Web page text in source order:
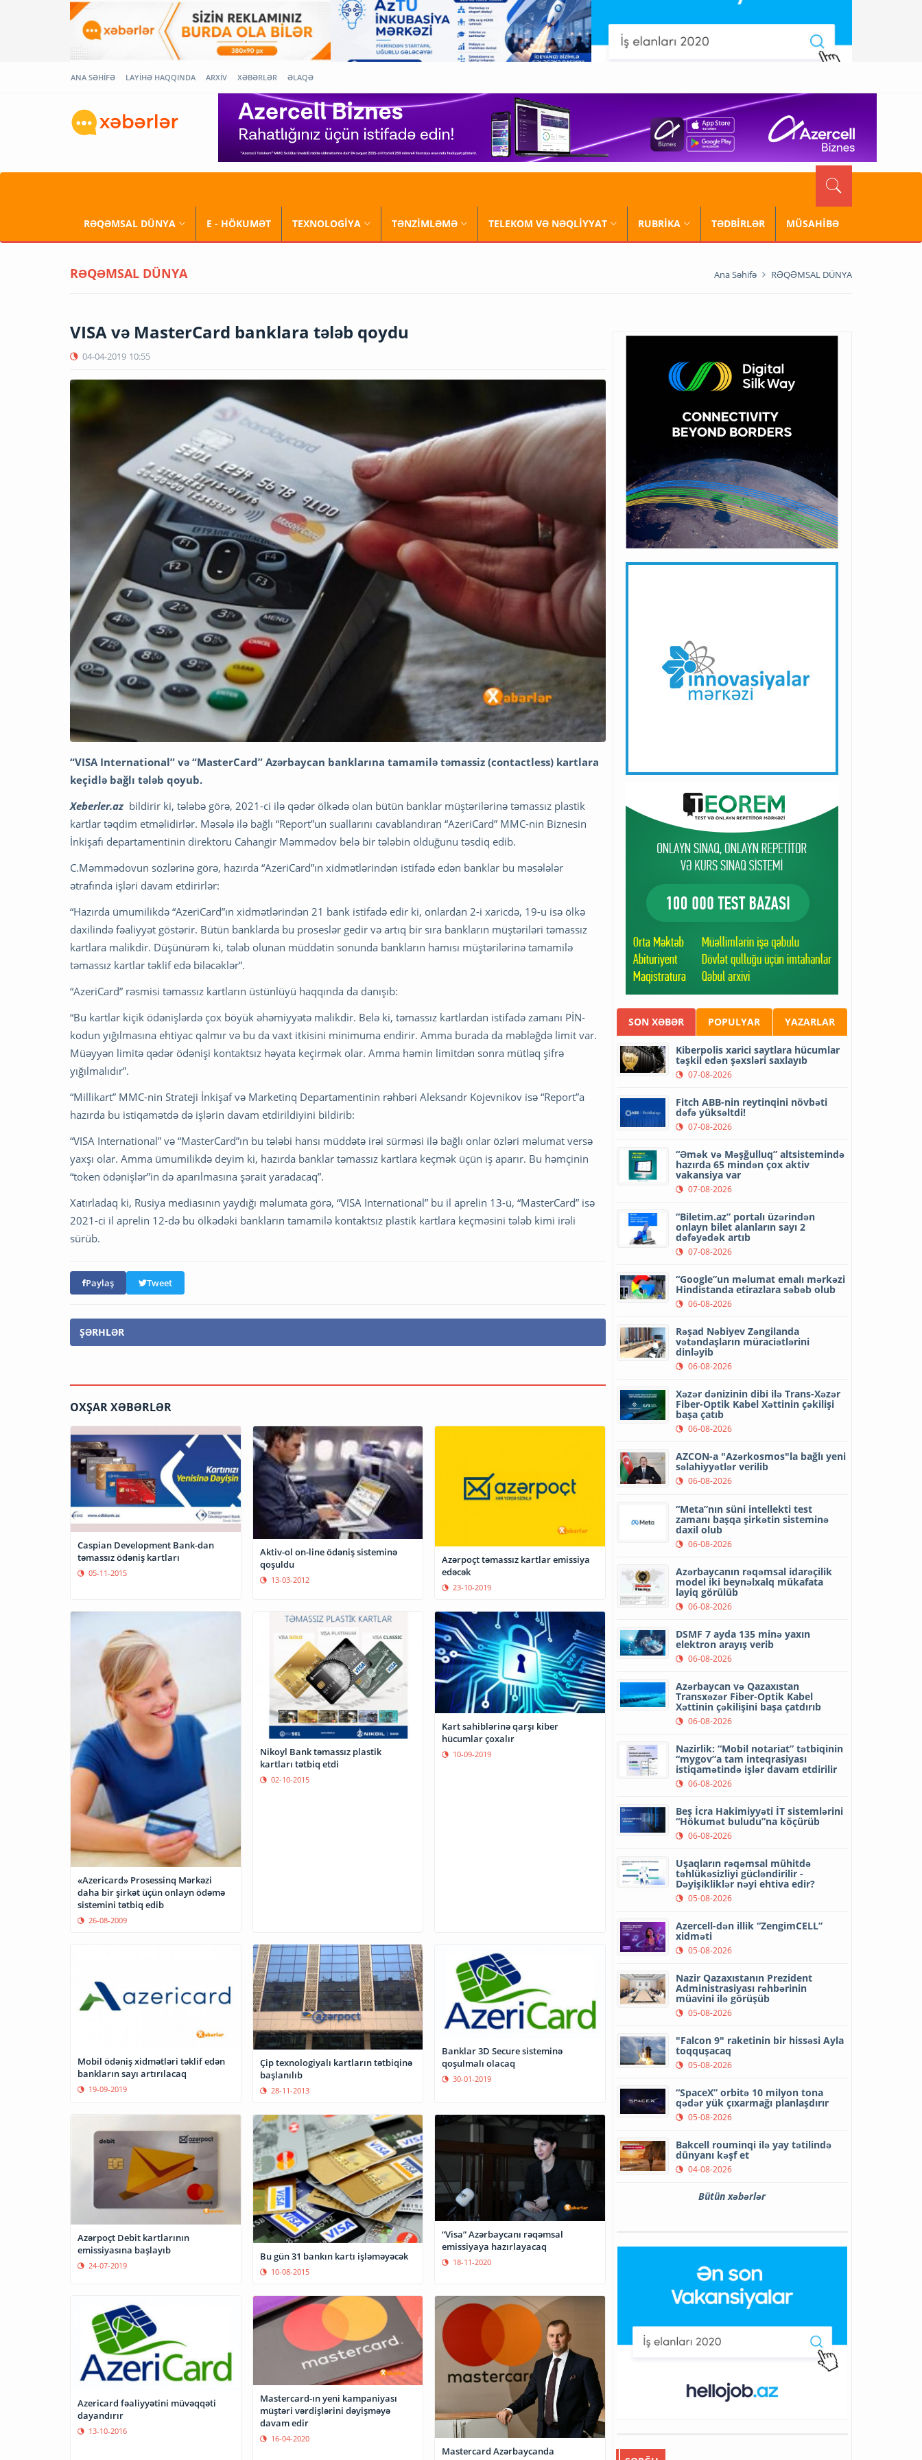
ANA SƏHİFƏ LAYİHƏ HAQQINDA ARXİV XƏBƏRLƏR ƏLAQƏ
RƏQƏMSAL DÜNYA E - HÖKUMƏT TEXNOLOGİYA TƏNZİMLƏMƏ TELEKOM VƏ NƏQLİYYAT RUBRİKA TƏDBİRLƏR MÜSAHİBƏ
RƏQƏMSAL DÜNYA Ana Səhifə RƏQƏMSAL DÜNYA
VISA və MasterCard banklara tələb qoydu
04-04-2019 10:55
“VISA International” və “MasterCard” Azərbaycan banklarına tamamilə təmassiz (contactless) kartlara
keçidlə bağlı tələb qoyub.
Xeberler.az bildirir ki, tələbə görə, 2021-ci ilə qədər ölkədə olan bütün banklar müştərilərinə təmassız plastik
kartlar təqdim etməlidirlər. Məsələ ilə bağlı “Report”un suallarını cavablandıran “AzeriCard” MMC-nin Biznesin
İnkişafı departamentinin direktoru Cahangir Məmmədov belə bir tələbin olduğunu təsdiq edib.
C.Məmmədovun sözlərinə görə, hazırda “AzeriCard”ın xidmətlərindən istifadə edən banklar bu məsələlər
ətrafında işləri davam etdirirlər:
“Hazırda ümumilikdə “AzeriCard”ın xidmətlərindən 21 bank istifadə edir ki, onlardan 2-i xaricdə, 19-u isə ölkə
daxilində fəaliyyət göstərir. Bütün banklarda bu proseslər gedir və artıq bir sıra bankların müştəriləri təmassız
kartlara malikdir. Düşünürəm ki, tələb olunan müddətin sonunda bankların hamısı müştərilərinə tamamilə
təmassız kartlar təklif edə biləcəklər”.
“AzeriCard” rəsmisi təmassız kartların üstünlüyü haqqında da danışıb:
“Bu kartlar kiçik ödənişlərdə çox böyük əhəmiyyətə malikdir. Belə ki, təmassız kartlardan istifadə zamanı PİN-
kodun yığılmasına ehtiyac qalmır və bu da vaxt itkisini minimuma endirir. Amma burada da məbləğdə limit var.
Müəyyən limitə qədər ödənişi kontaktsız həyata keçirmək olar. Amma həmin limitdən sonra mütləq şifrə
yığılmalıdır”.
“Millikart” MMC-nin Strateji İnkişaf və Marketinq Departamentinin rəhbəri Aleksandr Kojevnikov isə “Report”a
hazırda bu istiqamətdə də işlərin davam etdirildiyini bildirib:
“VISA International” və “MasterCard”ın bu tələbi hansı müddətə irəi sürməsi ilə bağlı onlar özləri məlumat versə
yaxşı olar. Amma ümumilikdə deyim ki, hazırda banklar təmassız kartlara keçmək üçün iş aparır. Bu həmçinin
“token ödənişlər”in də aparılmasına şərait yaradacaq”.
Xatırladaq ki, Rusiya mediasının yaydığı məlumata görə, “VISA International” bu il aprelin 13-ü, “MasterCard” isə
2021-ci il aprelin 12-də bu ölkədəki bankların tamamilə kontaktsız plastik kartlara keçməsini tələb kimi irəli
sürüb.
Paylaş Tweet
ŞƏRHLƏR
OXŞAR XƏBƏRLƏR
Caspian Development Bank-dan
təmassız ödəniş kartları
05-11-2015
Aktiv-ol on-line ödəniş sisteminə
qoşuldu
13-03-2012
Azərpoçt təmassız kartlar emissiya
edəcək
23-10-2019
«Azericard» Prosessinq Mərkəzi
daha bir şirkət üçün onlayn ödəmə
sistemini tətbiq edib
26-08-2009
Nikoyl Bank təmassız plastik
kartları tətbiq etdi
02-10-2015
Kart sahiblərinə qarşı kiber
hücumlar çoxalır
10-09-2019
Mobil ödəniş xidmətləri təklif edən
bankların sayı artırılacaq
19-09-2019
Çip texnologiyalı kartların tətbiqinə
başlanılıb
28-11-2013
Banklar 3D Secure sisteminə
qoşulmalı olacaq
30-01-2019
Azərpoçt Debit kartlarının
emissiyasına başlayıb
24-07-2019
Bu gün 31 bankın kartı işləməyəcək
10-08-2015
“Visa” Azərbaycanı rəqəmsal
emissiyaya hazırlayacaq
18-11-2020
Azericard fəaliyyətini müvəqqəti
dayandırır
13-10-2016
Mastercard-ın yeni kampaniyası
müştəri vərdişlərini dəyişməyə
davam edir
16-04-2020
Mastercard Azərbaycanda
SON XƏBƏR POPULYAR YAZARLAR
Kiberpolis xarici saytlara hücumlar
təşkil edən şəxsləri saxlayıb
07-08-2026
Fitch ABB-nin reytinqini növbəti
dəfə yüksəltdi!
07-08-2026
“Əmək və Məşğulluq” altsistemində
hazırda 65 mindən çox aktiv
vakansiya var
07-08-2026
“Biletim.az” portalı üzərindən
onlayn bilet alanların sayı 2
dəfəyədək artıb
07-08-2026
“Google”un məlumat emalı mərkəzi
Hindistanda etirazlara səbəb olub
06-08-2026
Rəşad Nəbiyev Zəngilanda
vətəndaşların müraciətlərini
dinləyib
06-08-2026
Xəzər dənizinin dibi ilə Trans-Xəzər
Fiber-Optik Kabel Xəttinin çəkilişi
başa çatıb
06-08-2026
AZCON-a "Azərkosmos"la bağlı yeni
səlahiyyətlər verilib
06-08-2026
“Meta”nın süni intellekti test
zamanı başqa şirkətin sisteminə
daxil olub
06-08-2026
Azərbaycanın rəqəmsal idarəçilik
model iki beynəlxalq mükafata
layiq görülüb
06-08-2026
DSMF 7 ayda 135 minə yaxın
elektron arayış verib
06-08-2026
Azərbaycan və Qazaxıstan
Transxəzər Fiber-Optik Kabel
Xəttinin çəkilişini başa çatdırıb
06-08-2026
Nazirlik: “Mobil notariat” tətbiqinin
“mygov”a tam inteqrasiyası
istiqamətində işlər davam etdirilir
06-08-2026
Beş İcra Hakimiyyəti İT sistemlərini
“Hökumət buludu”na köçürüb
06-08-2026
Uşaqların rəqəmsal mühitdə
təhlükəsizliyi gücləndirilir -
Dəyişikliklər nəyi ehtiva edir?
05-08-2026
Azercell-dən illik “ZengimCELL”
xidməti
05-08-2026
Nazir Qazaxıstanın Prezident
Administrasiyası rəhbərinin
müavini ilə görüşüb
05-08-2026
"Falcon 9" raketinin bir hissəsi Ayla
toqquşacaq
05-08-2026
“SpaceX” orbitə 10 milyon tona
qədər yük çıxarmağı planlaşdırır
05-08-2026
Bakcell rouminqi ilə yay tətilində
dünyanı kəşf et
04-08-2026
Bütün xəbərlər